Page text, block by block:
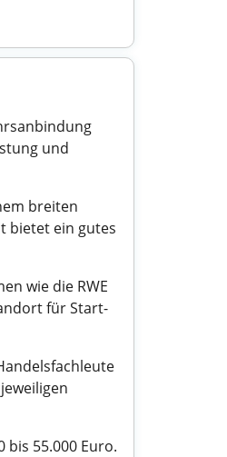
und
breiten
bietet ein gutes
wie die RWE
für Start-
55.000 Euro.